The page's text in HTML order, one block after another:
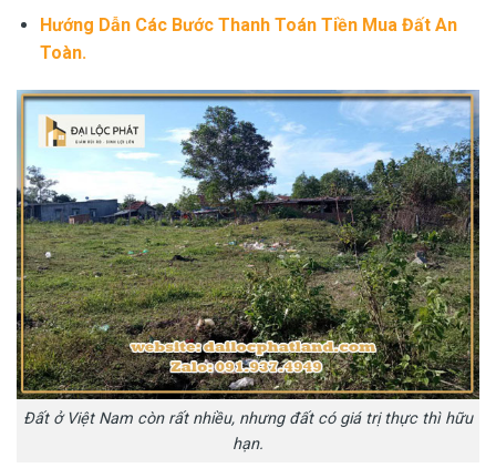
Hướng Dẫn Các Bước Thanh Toán Tiền Mua Đất An
Toàn.
Đất ở Việt Nam còn rất nhiều, nhưng đất có giá trị thực thì hữu
hạn.